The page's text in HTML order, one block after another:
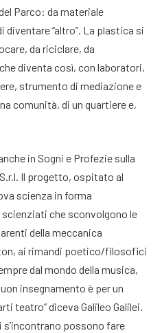
Parco: da materiale
diventare “altro”. La plastica si
da riciclare, da
diventa così, con laboratori,
strumento di mediazione e
comunità, di un quartiere e,
in Sogni e Profezie sulla
Il progetto, ospitato al
scienza in forma
che sconvolgono le
della meccanica
ai rimandi poetico/filosofici
dal mondo della musica,
insegnamento è per un
teatro” diceva Galileo Galilei.
possono fare